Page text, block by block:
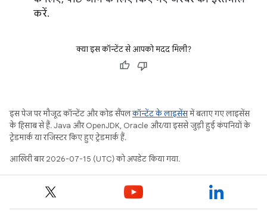
करें.
क्या इस कॉन्टेंट से आपको मदद मिली?
इस पेज पर मौजूद कॉन्टेंट और कोड सैंपलकॉन्टेंट के लाइसेंसमें बताए गए लाइसेंस
के हिसाब से हैं. Java और OpenJDK, Oracle और/या इससे जुड़ी हुई कंपनियों के
ट्रेडमार्क या रजिस्टर किए हुए ट्रेडमार्क हैं.
आखिरी बार 2026-07-15 (UTC) को अपडेट किया गया.